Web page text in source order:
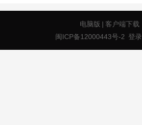
电脑版 | 客户端下载
闽ICP备12000443号-2 登录